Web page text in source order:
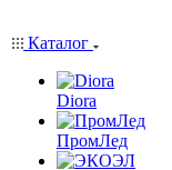
Каталог
Diora
ПромЛед